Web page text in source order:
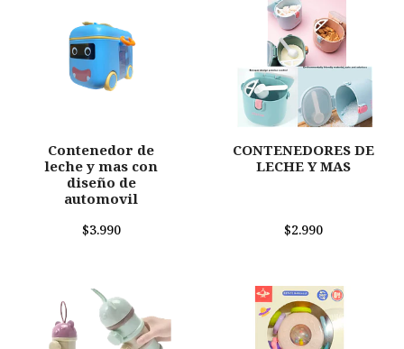
Contenedor de
leche y mas con
diseño de
automovil
$3.990
CONTENEDORES DE
LECHE Y MAS
$2.990